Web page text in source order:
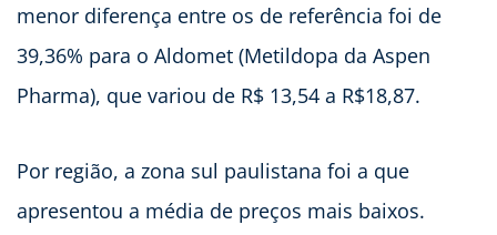
menor diferença entre os de referência foi de
39,36% para o Aldomet (Metildopa da Aspen
Pharma), que variou de R$ 13,54 a R$18,87.
Por região, a zona sul paulistana foi a que
apresentou a média de preços mais baixos.